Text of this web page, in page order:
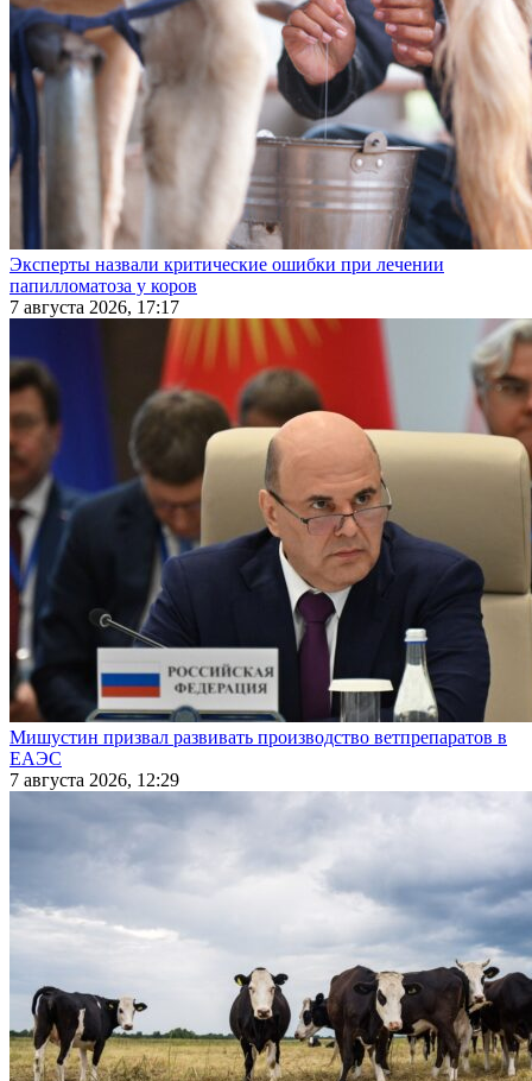
Эксперты назвали критические ошибки при лечении
папилломатоза у коров
7 августа 2026, 17:17
Мишустин призвал развивать производство ветпрепаратов в
ЕАЭС
7 августа 2026, 12:29